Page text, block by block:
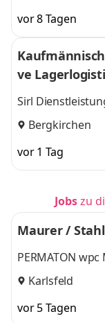
Augsburg,
München,
Aichach,
vor 8 Tagen
ve
Sirl
Bergkirchen
vor 1 Tag
Jobszu
Maurer /
PERMATON
Karlsfeld
vor 5 Tagen